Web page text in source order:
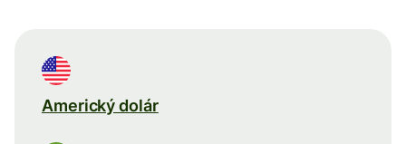
Americký dolár